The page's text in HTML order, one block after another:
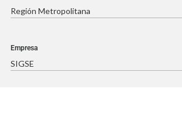
Región Metropolitana
Empresa
SIGSE